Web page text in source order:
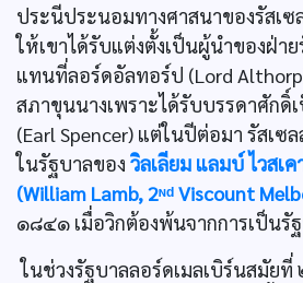
ประนีประนอมทางศาสนาของรัสเซ
ให้เขาได้รับแต่งตั้งเป็นผู้นำของฝ่า
แทนที่ลอร์ดอัลทอร์ป (Lord
สภาขุนนางเพราะได้รับบรรดาศักดิ์
(Earl Spencer) แต่ในปีต่อมา รัสเซ
ในรัฐบาลของ วิลเลียม แลมบ์ ไวสเ
(William Lamb, 2ᶰᵈ Viscount
๑๘๔๑ เมื่อวิกต้องพ้นจากการเป็นรั
ในช่วงรัฐบาลลอร์ดเมลเบิร์นสมัย